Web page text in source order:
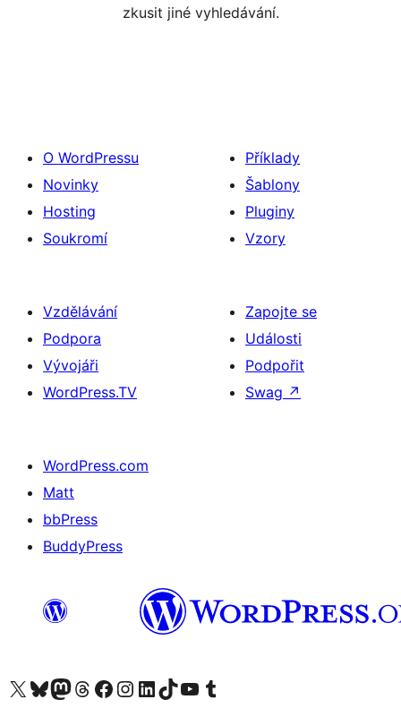
zkusit jiné vyhledávání.
O WordPressu
Novinky
Hosting
Soukromí
Příklady
Šablony
Pluginy
Vzory
Vzdělávání
Podpora
Vývojáři
WordPress.TV
Zapojte se
Události
Podpořit
Swag ↗
WordPress.com
Matt
bbPress
BuddyPress
Navštivte náš účet na X (dříve Twitter)
Navštivte náš Bluesky účetNavštivte náš účet Mastodon
Navštivte náš Threads účetNavštivte naši stránku na Facebooku
Navštivte náš Instagram účetNavštivte náš LinkedIn účetNavštivte náš TikTok účetNavštivte náš YouTube kanálNavštivte náš Tumblr účet